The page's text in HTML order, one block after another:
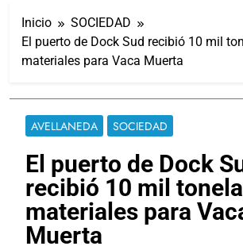
Inicio
SOCIEDAD
El puerto de Dock Sud recibió 10 mil
materiales para Vaca Muerta
AVELLANEDA SOCIEDAD
El puerto de Dock
recibió 10 mil
materiales para
Muerta